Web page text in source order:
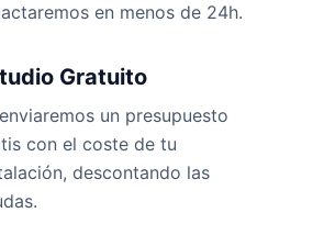
en menos de 24h.
Gratuito
un presupuesto
con el coste de tu
descontando las